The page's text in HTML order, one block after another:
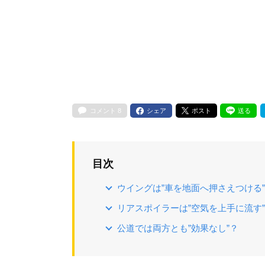
コメント 8 シェア ポスト 送る
目次
ウイングは”車を地面へ押さえつける
リアスポイラーは”空気を上手に流す
公道では両方とも”効果なし”？